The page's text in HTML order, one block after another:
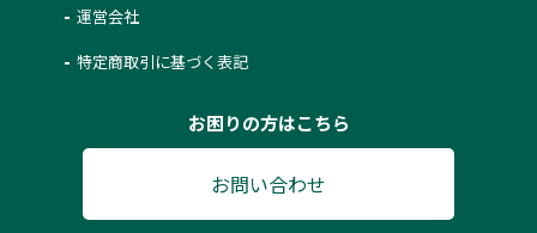
運営会社
特定商取引に基づく表記
お困りの方はこちら
お問い合わせ